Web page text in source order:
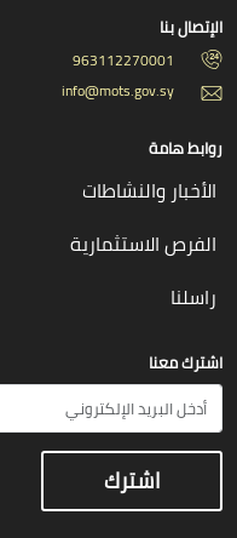
الإتصال بنا
963112270001
info@mots.gov.sy
روابط هامة
الأخبار والنشاطات
الفرص الاستثمارية
راسلنا
اشترك معنا